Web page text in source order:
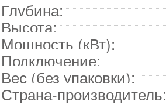
Глубина:
Высота:
Мощность (кВт):
Подключение:
Вес (без упаковки):
Страна-производитель: